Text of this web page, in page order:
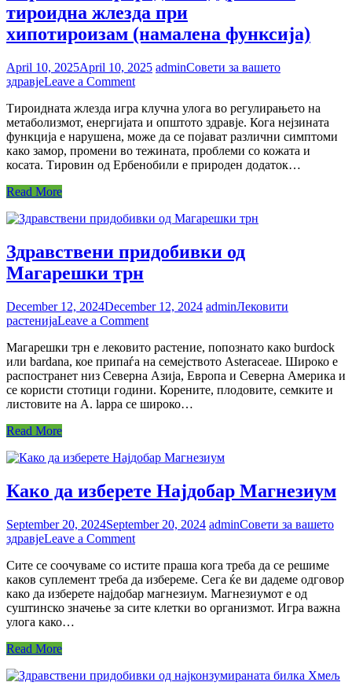
тироидна жлезда при
хипотироизам (намалена функсија)
April 10, 2025April 10, 2025 adminСовети за вашето
здравјеLeave a Commenton
–
Природна
поддршка
за
тироидна
функсија)
Тироидната жлезда игра клучна улога во регулирањето на
метаболизмот, енергијата и општото здравје. Кога нејзината
функција е нарушена, може да се појават различни симптоми
како замор, промени во тежината, проблеми со кожата и
косата. Тировин од Ербенобили е природен додаток…
Read More
Здравствени придобивки од
Магарешки трн
December 12, 2024December 12, 2024 adminЛековити
растенијаLeave a Commenton
придобивки
од
Магарешки
трн
Магарешки трн е лековито растение, попознато како burdock
или bardana, кое припаѓа на семејството Asteraceae. Широко е
распостранет низ Северна Азија, Европа и Северна Америка и
се користи стотици години. Корените, плодовите, семките и
листовите на A. lappa се широко…
Read More
Како да изберете Најдобар Магнезиум
September 20, 2024September 20, 2024 adminСовети за вашето
здравјеLeave a Commenton
да
изберете
Најдобар
Магнезиум
Сите се соочуваме со истите праша кога треба да се решиме
каков суплемент треба да избереме. Сега ќе ви дадеме одговор
како да изберете најдобар магнезиум. Магнезиумот е од
суштинско значење за сите клетки во организмот. Игра важна
улога како…
Read More